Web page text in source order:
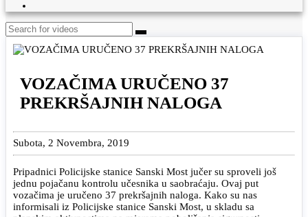
VOZAČIMA URUČENO 37
PREKRŠAJNIH NALOGA
Subota, 2 Novembra, 2019
Pripadnici Policijske stanice Sanski Most jučer su sproveli još
jednu pojačanu kontrolu učesnika u saobraćaju. Ovaj put
vozačima je uručeno 37 prekršajnih naloga. Kako su nas
informisali iz Policijske stanice Sanski Most, u skladu sa